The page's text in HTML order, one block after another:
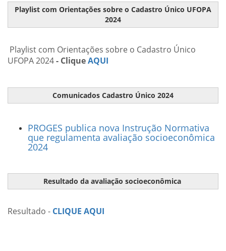
Playlist com Orientações sobre o Cadastro Único UFOPA
2024
Playlist com Orientações sobre o Cadastro Único
UFOPA 2024- CliqueAQUI
Comunicados Cadastro Único 2024
PROGES publica nova Instrução Normativa
que regulamenta avaliação socioeconômica
2024
Resultado da avaliação socioeconômica
Resultado - CLIQUE AQUI